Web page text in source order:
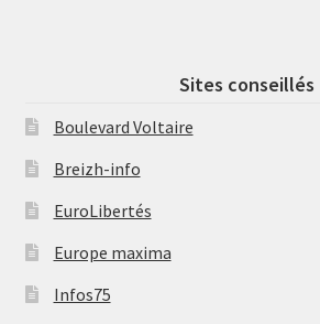
Sites conseillés
Boulevard Voltaire
Breizh-info
EuroLibertés
Europe maxima
Infos75